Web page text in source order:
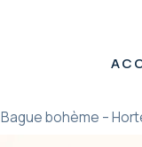
Bague bohème –